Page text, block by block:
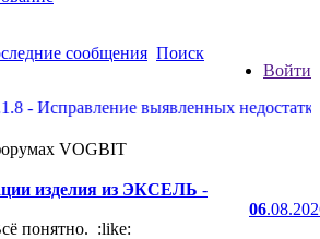
Войти
сообщения Поиск
выявленных недостатков,
VOGBIT
изделия из ЭКСЕЛЬ -
понятно. :like:
06